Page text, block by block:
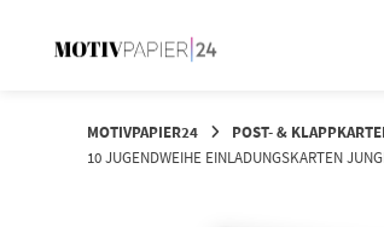
MOTIVPAPIER24 POST- &
10 JUGENDWEIHE EINLADUNGSKARTEN